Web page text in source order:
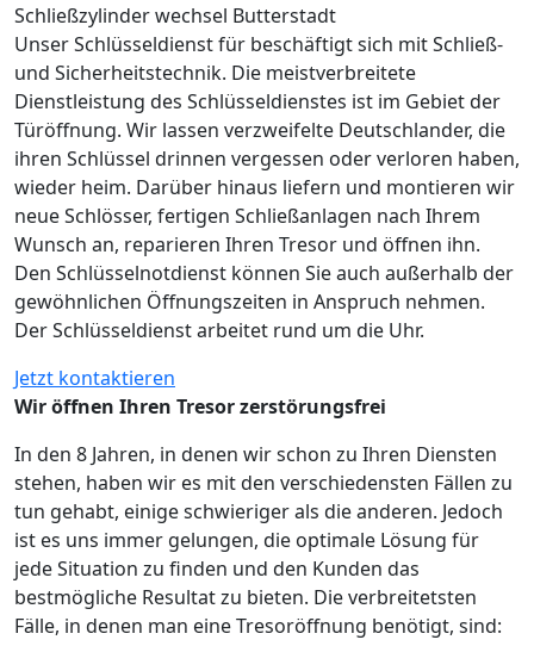
Schließzylinder wechsel Butterstadt
Unser Schlüsseldienst für beschäftigt sich mit Schließ-
und Sicherheitstechnik. Die meistverbreitete
Dienstleistung des Schlüsseldienstes ist im Gebiet der
Türöffnung. Wir lassen verzweifelte Deutschlander, die
ihren Schlüssel drinnen vergessen oder verloren haben,
wieder heim. Darüber hinaus liefern und montieren wir
neue Schlösser, fertigen Schließanlagen nach Ihrem
Wunsch an, reparieren Ihren Tresor und öffnen ihn.
Den Schlüsselnotdienst können Sie auch außerhalb der
gewöhnlichen Öffnungszeiten in Anspruch nehmen.
Der Schlüsseldienst arbeitet rund um die Uhr.
Jetzt kontaktieren
Wir öffnen Ihren Tresor zerstörungsfrei
In den 8 Jahren, in denen wir schon zu Ihren Diensten
stehen, haben wir es mit den verschiedensten Fällen zu
tun gehabt, einige schwieriger als die anderen. Jedoch
ist es uns immer gelungen, die optimale Lösung für
jede Situation zu finden und den Kunden das
bestmögliche Resultat zu bieten. Die verbreitetsten
Fälle, in denen man eine Tresoröffnung benötigt, sind: